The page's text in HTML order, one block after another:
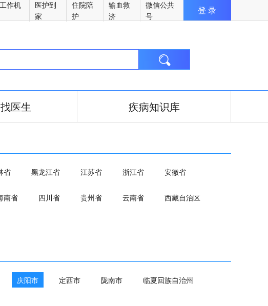
作机
医护到
家
住院陪
护
输血救
济
微信公共
号
登 录

医生 疾病知识库
省 黑龙江省 江苏省 浙江省 安徽省
南省 四川省 贵州省 云南省 西藏自治区
庆阳市 定西市 陇南市 临夏回族自治州